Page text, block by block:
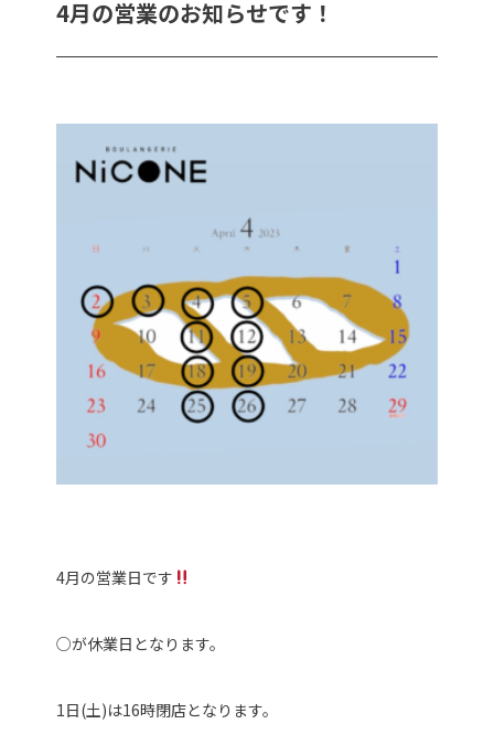
4月の営業のお知らせです！
4月の営業日です
○が休業日となります。
1日(土)は16時閉店となります。